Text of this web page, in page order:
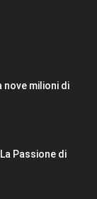
nove milioni di
Passione di